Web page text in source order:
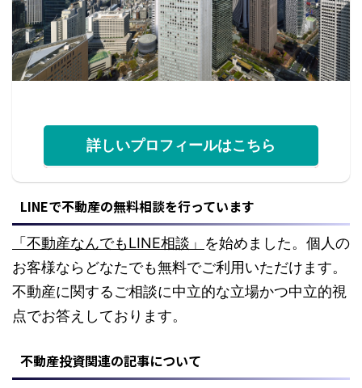
詳しいプロフィールはこちら
LINEで不動産の無料相談を行っています
「不動産なんでもLINE相談」 を始めました。個人の
お客様ならどなたでも無料でご利用いただけます。
不動産に関するご相談に中立的な立場かつ中立的視
点でお答えしております。
不動産投資関連の記事について